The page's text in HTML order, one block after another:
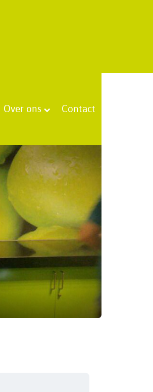
Over ons Contact